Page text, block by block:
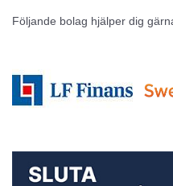
Följande bolag hjälper dig